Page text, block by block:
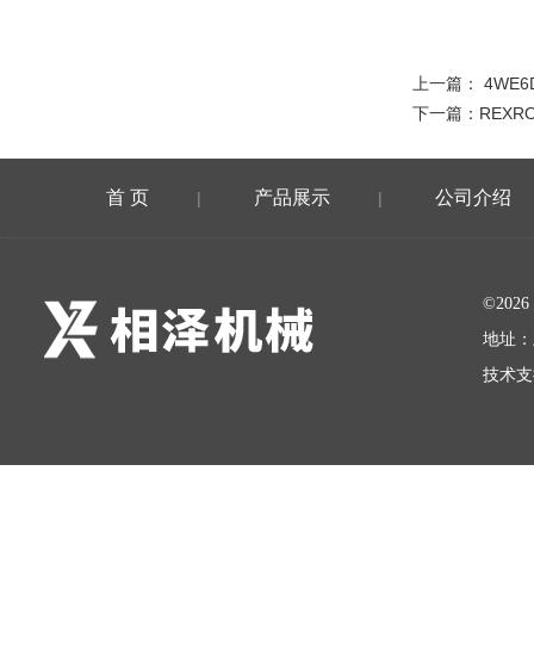
上一篇：
下一篇：
首 页 | 产品展示 | 公司介绍
地址
技术